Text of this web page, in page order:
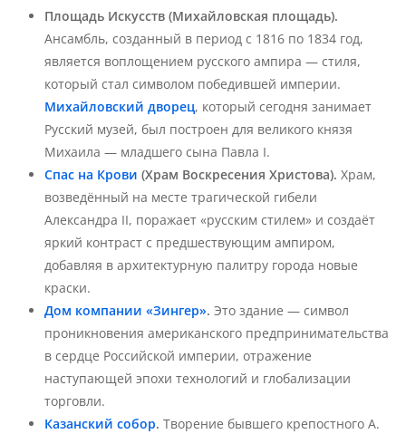
Площадь Искусств (Михайловская площадь).
Ансамбль, созданный в период с 1816 по 1834 год,
является воплощением русского ампира — стиля,
который стал символом победившей империи.
Михайловский дворец, который сегодня занимает
Русский музей, был построен для великого князя
Михаила — младшего сына Павла I.
Спас на Крови (Храм Воскресения Христова). Храм,
возведённый на месте трагической гибели
Александра II, поражает «русским стилем» и создаёт
яркий контраст с предшествующим ампиром,
добавляя в архитектурную палитру города новые
краски.
Дом компании «Зингер». Это здание — символ
проникновения американского предпринимательства
в сердце Российской империи, отражение
наступающей эпохи технологий и глобализации
торговли.
Казанский собор. Творение бывшего крепостного А.